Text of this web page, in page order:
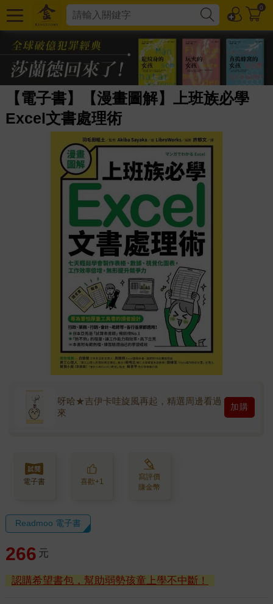
0
【電子書】【漫畫圖解】上班族必學
Excel文書處理術
呀哈★吉伊卡哇旋風再起，精選周邊看過
來
加購
電子書 喜歡+1
寫評價
賺金幣
Readmoo 電子書
266 元
認購希望書包，幫助弱勢孩童上學不中斷！